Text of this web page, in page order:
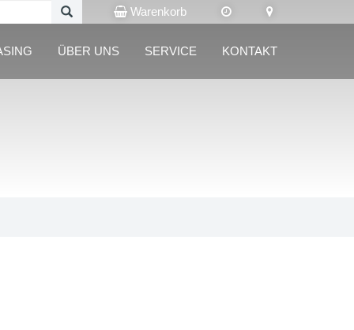
Warenkorb
ÜBER UNS SERVICE KONTAKT